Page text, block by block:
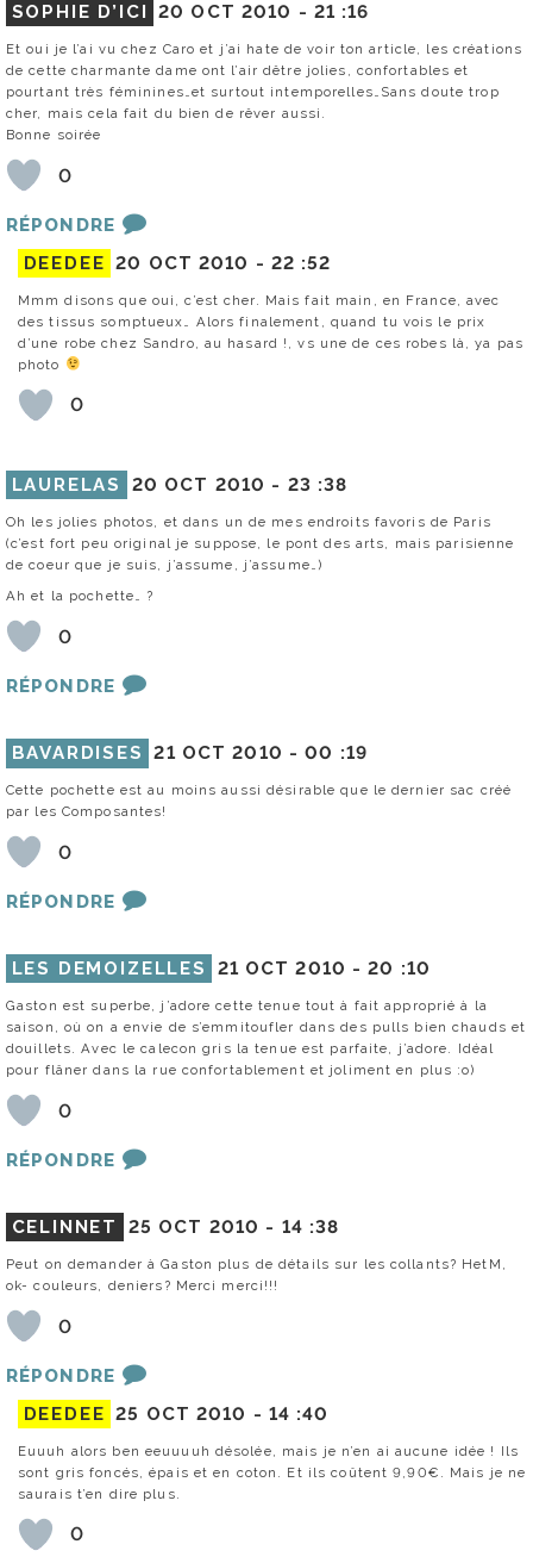
SOPHIE D’ICI 20 OCT 2010 - 21 :16
Et oui je l’ai vu chez Caro et j’ai hate de voir ton article, les créations
de cette charmante dame ont l’air dêtre jolies, confortables et
pourtant très féminines…et surtout intemporelles…Sans doute trop
cher, mais cela fait du bien de rêver aussi.
Bonne soirée
0
RÉPONDRE
DEEDEE 20 OCT 2010 - 22 :52
Mmm disons que oui, c’est cher. Mais fait main, en France, avec
des tissus somptueux… Alors finalement, quand tu vois le prix
d’une robe chez Sandro, au hasard !, vs une de ces robes là, ya pas
photo
0
LAURELAS 20 OCT 2010 - 23 :38
Oh les jolies photos, et dans un de mes endroits favoris de Paris
(c’est fort peu original je suppose, le pont des arts, mais parisienne
de coeur que je suis, j’assume, j’assume…)
Ah et la pochette… ?
0
RÉPONDRE
BAVARDISES 21 OCT 2010 -00 :19
Cette pochette est au moins aussi désirable que le dernier sac créé
par les Composantes!
0
RÉPONDRE
LES DEMOIZELLES 21 OCT 2010 -20 :10
Gaston est superbe, j’adore cette tenue tout à fait approprié à la
saison, où on a envie de s’emmitoufler dans des pulls bien chauds et
douillets. Avec le calecon gris la tenue est parfaite, j’adore. Idéal
pour flâner dans la rue confortablement et joliment en plus :o)
0
RÉPONDRE
CELINNET 25 OCT 2010 - 14 :38
Peut on demander à Gaston plus de détails sur les collants? HetM,
ok- couleurs, deniers? Merci merci!!!
0
RÉPONDRE
DEEDEE 25 OCT 2010 - 14 :40
Euuuh alors ben eeuuuuh désolée, mais je n’en ai aucune idée ! Ils
sont gris foncés, épais et en coton. Et ils coûtent 9,90€. Mais je ne
saurais t’en dire plus.
0